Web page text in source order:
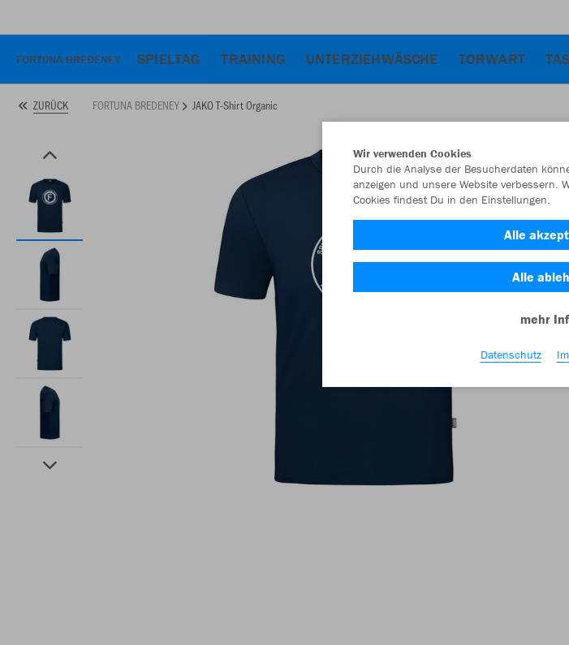
FORTUNA BREDENEY SPIELTAG TRAINING UNTERZIEHWÄSCHE TORWART
ZURÜCK FORTUNA BREDENEY JAKO T-Shirt Organic
Wir verwenden Cookies
Durch die Analyse der Besucherdaten
anzeigen und unsere Website verbessern.
Cookies findest Du in den Einstellungen.
Alle
Alle
mehr
Datenschutz